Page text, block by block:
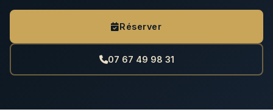
Réserver
07 67 49 98 31